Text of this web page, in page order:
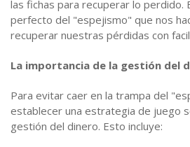
las fichas para recuperar lo perdido.
perfecto del "espejismo" que nos
recuperar nuestras pérdidas con
La importancia de la gestión del
Para evitar caer en la trampa del
establecer una estrategia de juego
gestión del dinero. Esto incluye: